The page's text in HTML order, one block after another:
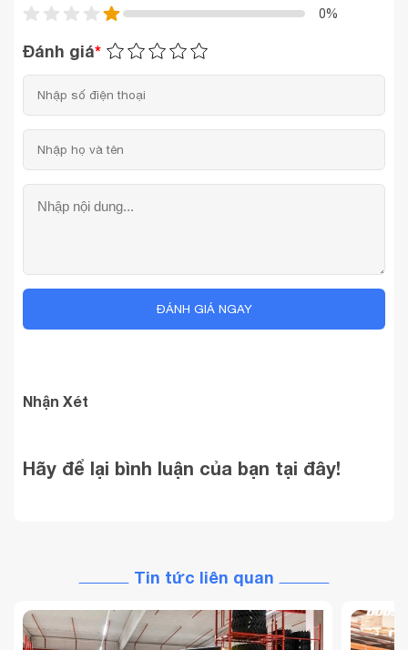
0%
Đánh giá*
ĐÁNH GIÁ NGAY
Nhận Xét
Hãy để lại bình luận của bạn tại đây!
Tin tức liên quan